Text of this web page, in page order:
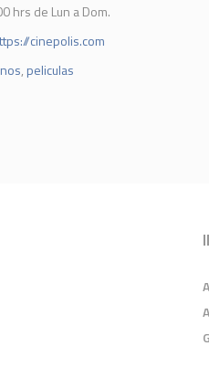
hrs de Lun a Dom.
cinepolis.com
, peliculas